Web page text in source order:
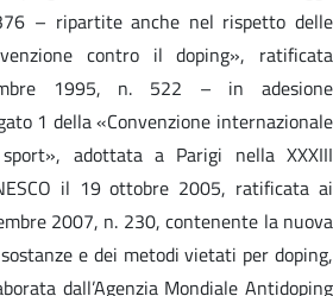
– ripartite anche nel rispetto delle
contro il doping», ratificata
1995, n. 522 – in adesione
1 della «Convenzione internazionale
adottata a Parigi nella XXXIII
il 19 ottobre 2005, ratificata ai
2007, n. 230, contenente la nuova
e dei metodi vietati per doping,
dall’Agenzia Mondiale Antidoping